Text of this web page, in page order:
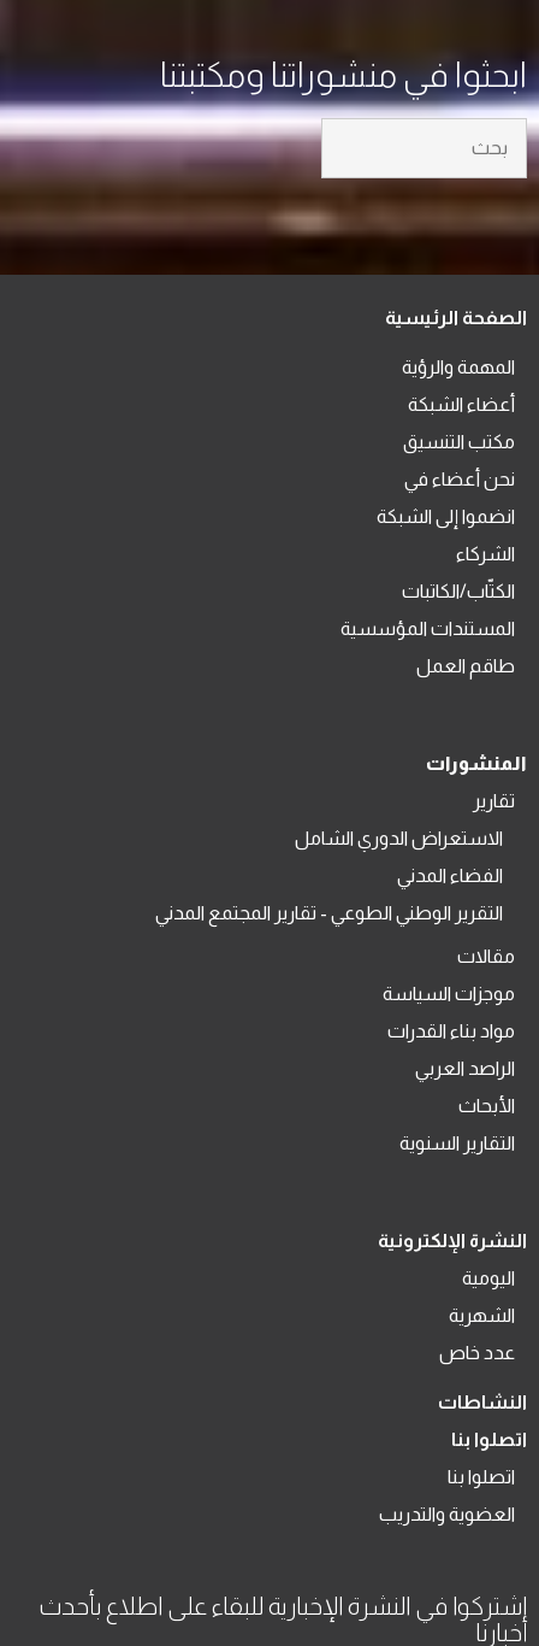
ابحثوا في منشوراتنا ومكتبتنا
الصفحة الرئيسية
المهمة والرؤية
أعضاء الشبكة
مكتب التنسيق
نحن أعضاء في
انضموا إلى الشبكة
الشركاء
الكتّاب/الكاتبات
المستندات المؤسسية
طاقم العمل
المنشورات
تقارير
الاستعراض الدوري الشامل
الفضاء المدني
التقرير الوطني الطوعي - تقارير المجتمع المدني
مقالات
موجزات السياسة
مواد بناء القدرات
الراصد العربي
الأبحاث
التقارير السنوية
النشرة الإلكترونية
اليومية
الشهرية
عدد خاص
النشاطات
اتصلوا بنا
اتصلوا بنا
العضوية والتدريب
اشتركوا في النشرة الإخبارية للبقاء على اطلاع بأحدث
أخبارنا